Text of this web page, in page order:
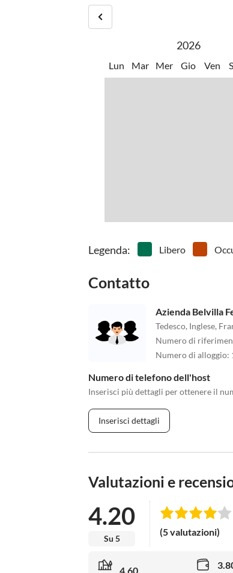
2026
Lun Mar Mer Gio Ven
Legenda: Libero
Contatto
Azienda Belvilla
Tedesco, Inglese,
Numero di
Numero di alloggio:
Numero di telefono dell'host
Inserisci più dettagli per ottenere il
Inserisci dettagli
Valutazioni e
4.20
Su 5
(5 valutazioni)
4.60